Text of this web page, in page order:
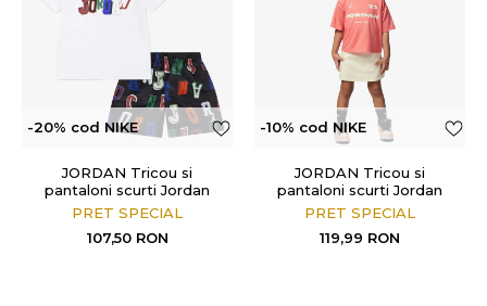
-20% cod NIKE
JORDAN Tricou si
pantaloni scurti Jordan
Court Of Legends
PRET SPECIAL
107,50 RON
-10% cod NIKE
JORDAN Tricou si
pantaloni scurti Jordan
Crafted Utility
PRET SPECIAL
119,99 RON